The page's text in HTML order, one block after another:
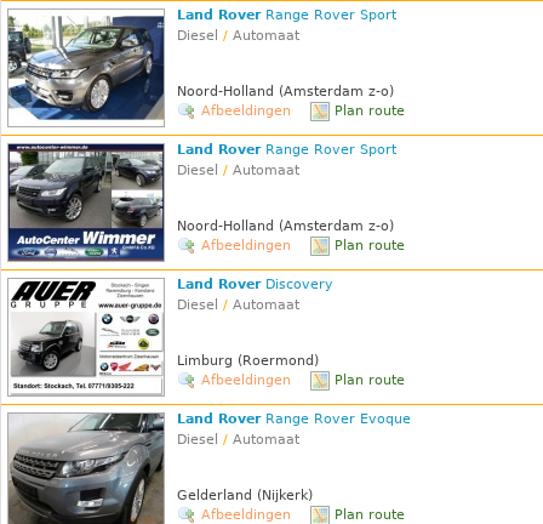
Land Rover Range Rover Sport
Diesel
/ Automaat
Noord-Holland (Amsterdam z-o)
Afbeeldingen
Plan route
Land Rover Range Rover Sport
Diesel
/ Automaat
Noord-Holland (Amsterdam z-o)
Afbeeldingen
Plan route
Land Rover Discovery
Diesel
/ Automaat
Limburg (Roermond)
Afbeeldingen
Plan route
Land Rover Range Rover Evoque
Diesel
/ Automaat
Gelderland (Nijkerk)
Afbeeldingen
Plan route